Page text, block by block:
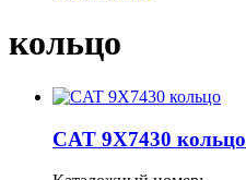
кольцо
CAT 9X7430 кольцо